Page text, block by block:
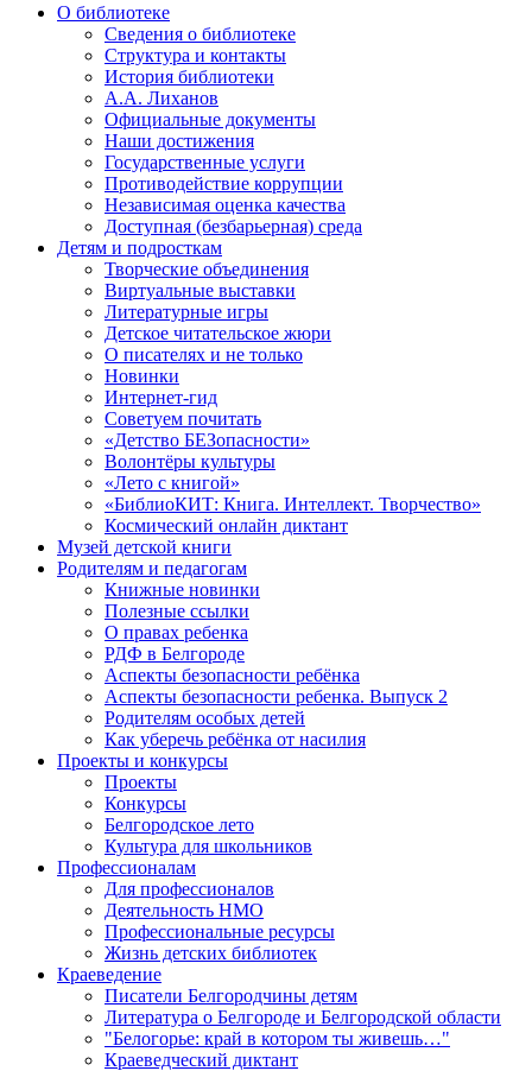
О библиотеке
Сведения о библиотеке
Структура и контакты
История библиотеки
А.А. Лиханов
Официальные документы
Наши достижения
Государственные услуги
Противодействие коррупции
Независимая оценка качества
Доступная (безбарьерная) среда
Детям и подросткам
Творческие объединения
Виртуальные выставки
Литературные игры
Детское читательское жюри
О писателях и не только
Новинки
Интернет-гид
Советуем почитать
«Детство БЕЗопасности»
Волонтёры культуры
«Лето с книгой»
«БиблиоКИТ: Книга. Интеллект. Творчество»
Космический онлайн диктант
Музей детской книги
Родителям и педагогам
Книжные новинки
Полезные ссылки
О правах ребенка
РДФ в Белгороде
Аспекты безопасности ребёнка
Аспекты безопасности ребенка. Выпуск 2
Родителям особых детей
Как уберечь ребёнка от насилия
Проекты и конкурсы
Проекты
Конкурсы
Белгородское лето
Культура для школьников
Профессионалам
Для профессионалов
Деятельность НМО
Профессиональные ресурсы
Жизнь детских библиотек
Краеведение
Писатели Белгородчины детям
Литература о Белгороде и Белгородской области
"Белогорье: край в котором ты живешь…"
Краеведческий диктант